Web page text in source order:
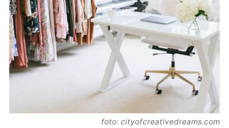
foto: cityofcreativedreams.com